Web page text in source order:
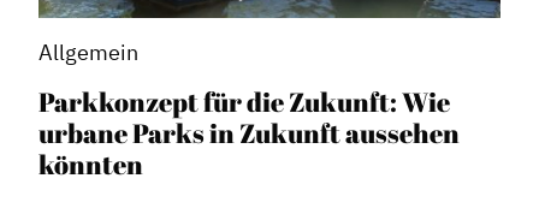
Allgemein
Parkkonzept für die Zukunft: Wie
urbane Parks in Zukunft aussehen
könnten